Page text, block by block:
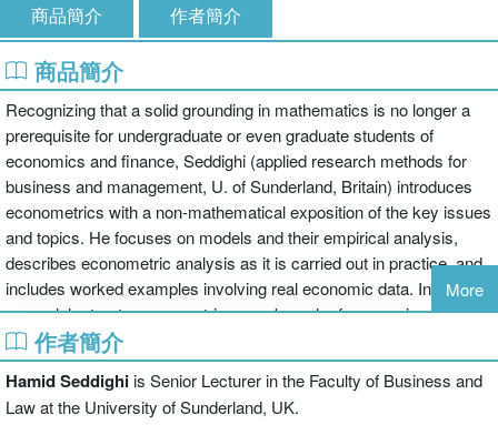
商品簡介 作者簡介
商品簡介
Recognizing that a solid grounding in mathematics is no longer a
prerequisite for undergraduate or even graduate students of
economics and finance, Seddighi (applied research methods for
business and management, U. of Sunderland, Britain) introduces
econometrics with a non-mathematical exposition of the key issues
and topics. He focuses on models and their empirical analysis,
describes econometric analysis as it is carried out in practice, and
includes worked examples involving real economic data. In
general, he treats econometrics as a branch of economics, rather
than a branch of mathematical statistics. Annotation Ac2012 Book
News, Inc., Portland, OR (booknews.com)
More
作者簡介
Hamid Seddighiis Senior Lecturer in the Faculty of Business and
Law at the University of Sunderland, UK.